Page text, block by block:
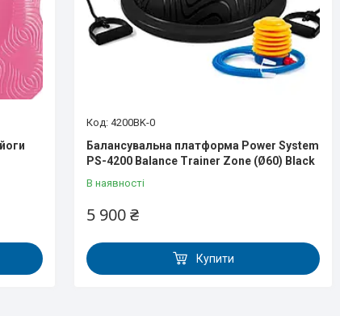
4200BK-0
Балансувальна платформа Power System
PS-4200 Balance Trainer Zone (Ø60) Black
В наявності
5 900 ₴
Купити